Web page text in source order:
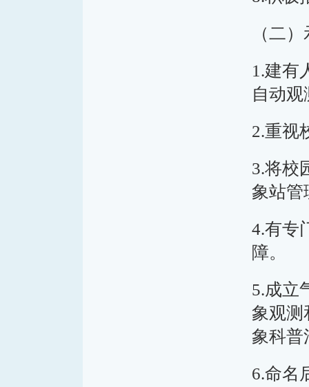
（二
1.建有
自动
2.重视
3.将校
象站管
4.有专
障。
5.成立
象观测
象科普
6.命名